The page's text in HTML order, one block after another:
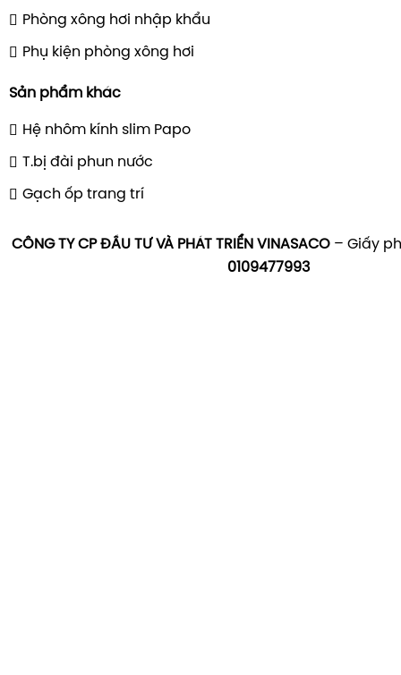
Phòng xông hơi nhập khẩu
Phụ kiện phòng xông hơi
Sản phẩm khác
Hệ nhôm kính slim Papo
T.bị đài phun nước
Gạch ốp trang trí
CÔNG TY CP ĐẦU TƯ VÀ PHÁT TRIỂN VINASACO – Giấy
0109477993